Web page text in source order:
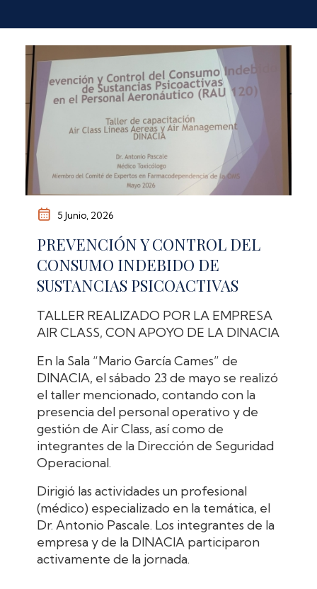
5 Junio, 2026
PREVENCIÓN Y CONTROL DEL
CONSUMO INDEBIDO DE
SUSTANCIAS PSICOACTIVAS
TALLER REALIZADO POR LA EMPRESA
AIR CLASS, CON APOYO DE LA DINACIA
En la Sala “Mario García Cames” de
DINACIA, el sábado 23 de mayo se realizó
el taller mencionado, contando con la
presencia del personal operativo y de
gestión de Air Class, así como de
integrantes de la Dirección de Seguridad
Operacional.
Dirigió las actividades un profesional
(médico) especializado en la temática, el
Dr. Antonio Pascale. Los integrantes de la
empresa y de la DINACIA participaron
activamente de la jornada.